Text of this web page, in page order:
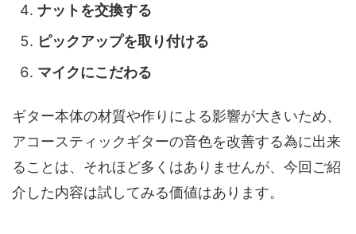
ナットを交換する
ピックアップを取り付ける
マイクにこだわる
ギター本体の材質や作りによる影響が大きいため、
アコースティックギターの音色を改善する為に出来
ることは、それほど多くはありませんが、今回ご紹
介した内容は試してみる価値はあります。